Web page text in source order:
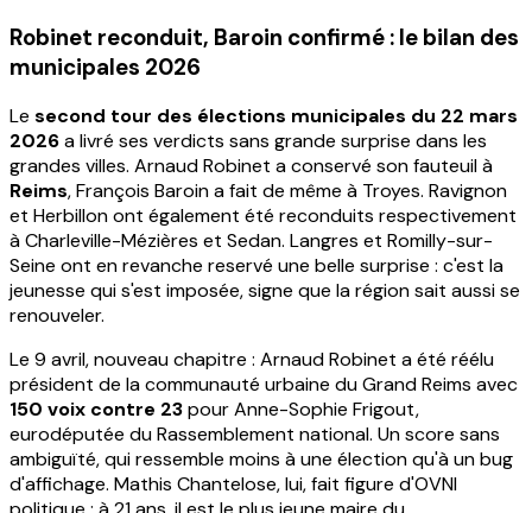
Robinet reconduit, Baroin confirmé : le bilan des
municipales 2026
Le second tour des élections municipales du 22 mars
2026a livré ses verdicts sans grande surprise dans les
grandes villes. Arnaud Robinet a conservé son fauteuil à
Reims, François Baroin a fait de même à Troyes. Ravignon
et Herbillon ont également été reconduits respectivement
à Charleville-Mézières et Sedan. Langres et Romilly-sur-
Seine ont en revanche reservé une belle surprise : c'est la
jeunesse qui s'est imposée, signe que la région sait aussi se
renouveler.
Le 9 avril, nouveau chapitre : Arnaud Robinet a été réélu
président de la communauté urbaine du Grand Reims avec
150 voix contre 23pour Anne-Sophie Frigout,
eurodéputée du Rassemblement national. Un score sans
ambiguïté, qui ressemble moins à une élection qu'à un bug
d'affichage. Mathis Chantelose, lui, fait figure d'OVNI